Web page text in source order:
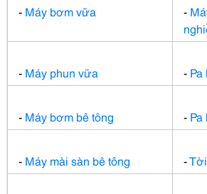
- Máy bơm vữa -
- Máy phun vữa -
- Máy bơm bê tông -
- Máy mài sàn bê tông -